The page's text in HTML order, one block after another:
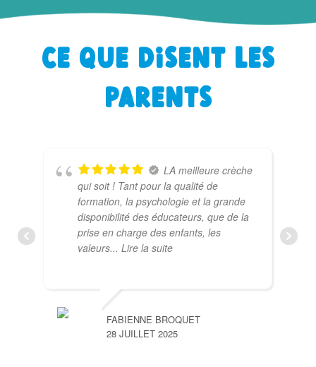
Ce que disent les
parents
LA meilleure crèche
qui soit ! Tant pour la qualité de
formation, la psychologie et la grande
disponibilité des éducateurs, que de la
prise en charge des enfants, les
valeurs... Lire la suite
FABIENNE BROQUET
28 JUILLET 2025